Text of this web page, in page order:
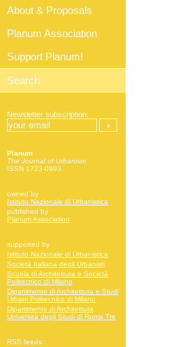
About & Proposals
Planum Association
Support Planum!
Newsletter subscription:
Planum
The Journal of Urbanism
ISSN 1723-0993
owned by
Istituto Nazionale di Urbanistica
published by
Planum Association
supported by
Istituto Nazionale di Urbanistica
Società Italiana degli Urbanisti
Scuola di Architettura e Società
Politecnico di Milano
Dipartimento di Architettura e Studi
Urbani Politecnico di Milano
Dipartimento di Architettura
Università degli Studi di Roma Tre
RSS feeds: